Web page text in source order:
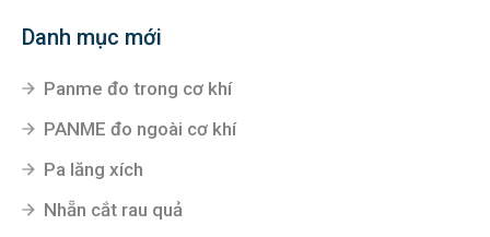
Danh mục mới
Panme đo trong cơ khí
PANME đo ngoài cơ khí
Pa lăng xích
Nhẵn cắt rau quả